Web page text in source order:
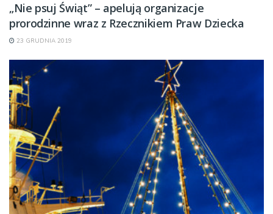
„Nie psuj Świąt” – apelują organizacje
prorodzinne wraz z Rzecznikiem Praw Dziecka
23 GRUDNIA 2019